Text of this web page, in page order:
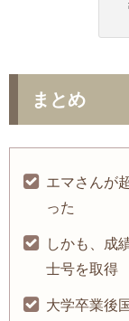
まとめ
エマさんが
った
しかも、成
士号を取得
大学卒業後